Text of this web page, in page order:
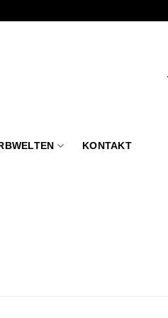
KONTAKT